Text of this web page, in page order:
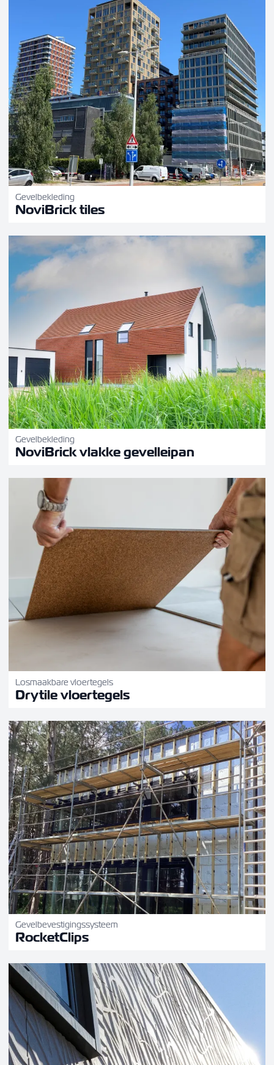
Gevelbekleding
NoviBrick tiles
Gevelbekleding
NoviBrick vlakke gevelleipan
Losmaakbare vloertegels
Drytile vloertegels
Gevelbevestigingssysteem
RocketClips